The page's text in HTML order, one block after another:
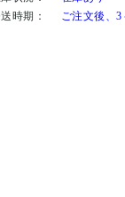
時期：
ご注文後、3